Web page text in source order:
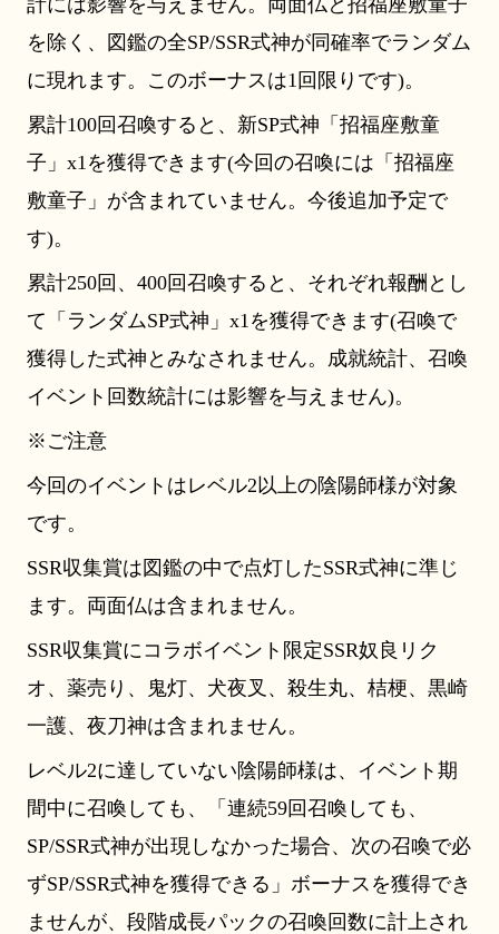
を除く、図鑑の全SP/SSR式神が同確率でランダム
に現れます。このボーナスは1回限りです)。
累計100回召喚すると、新SP式神「招福座敷童
子」x1を獲得できます(今回の召喚には「招福座
敷童子」が含まれていません。今後追加予定で
す)。
累計250回、400回召喚すると、それぞれ報酬とし
て「ランダムSP式神」x1を獲得できます(召喚で
獲得した式神とみなされません。成就統計、召喚
イベント回数統計には影響を与えません)。
※ご注意
今回のイベントはレベル2以上の陰陽師様が対象
です。
SSR収集賞は図鑑の中で点灯したSSR式神に準じ
ます。両面仏は含まれません。
SSR収集賞にコラボイベント限定SSR奴良リク
オ、薬売り、鬼灯、犬夜叉、殺生丸、桔梗、黒崎
一護、夜刀神は含まれません。
レベル2に達していない陰陽師様は、イベント期
間中に召喚しても、「連続59回召喚しても、
SP/SSR式神が出現しなかった場合、次の召喚で必
ずSP/SSR式神を獲得できる」ボーナスを獲得でき
ませんが、段階成長パックの召喚回数に計上され